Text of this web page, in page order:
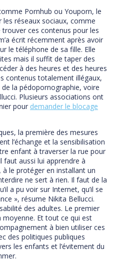
Pornhub ou Youporn, le
réseaux sociaux, comme
ces contenus pour les
écrit récemment après avoir
le téléphone de sa fille. Elle
mais il suffit de taper des
à des heures et des heures
contenus totalement illégaux,
la pédopornographie, voire
Plusieurs associations ont
pour demander le blocage
la première des mesures
l’échange et la sensibilisation
enfant à traverser la rue pour
faut aussi lui apprendre à
le protéger en installant un
ne sert à rien. Il faut de la
a pu voir sur Internet, qu’il se
», résume Nikita Bellucci.
des adultes. Le premier
Et tout ce qui est
à bien utiliser ces
des politiques publiques
les enfants et l’évitement du